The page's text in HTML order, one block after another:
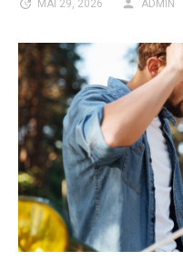
MAI 29, 2026 ADMIN